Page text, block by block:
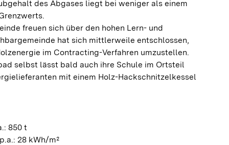
des Abgases liegt bei weniger als einem
freuen sich über den hohen Lern- und
hat sich mittlerweile entschlossen,
im Contracting-Verfahren umzustellen.
selbst lässt bald auch ihre Schule im Ortsteil
mit einem Holz-Hackschnitzelkessel
850 t
28 kWh/m²